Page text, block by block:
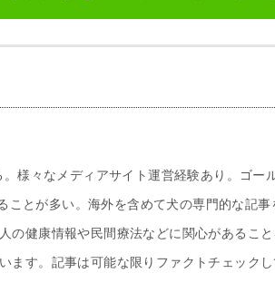
様々なメディアサイト運営経験あり。ゴー
ことが多い。海外を含めて犬の専門的な記事
の健康情報や民間療法などに関心があるこ
ます。記事は可能な限りファクトチェックし